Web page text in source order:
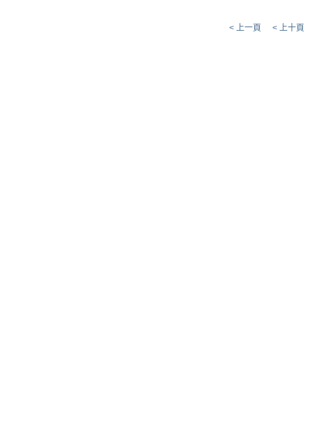
< 上一頁 < 上十頁